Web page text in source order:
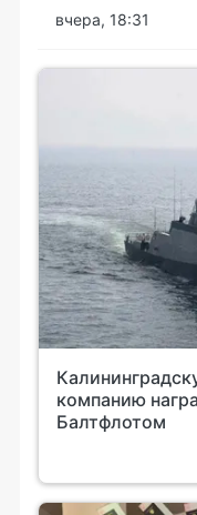
вчера, 18:31
компанию
Балтфлотом